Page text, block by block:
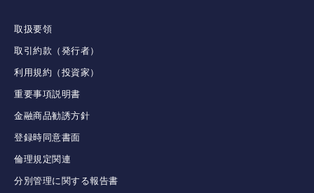
取扱要領
取引約款（発行者）
利用規約（投資家）
重要事項説明書
金融商品勧誘方針
登録時同意書面
倫理規定関連
分別管理に関する報告書